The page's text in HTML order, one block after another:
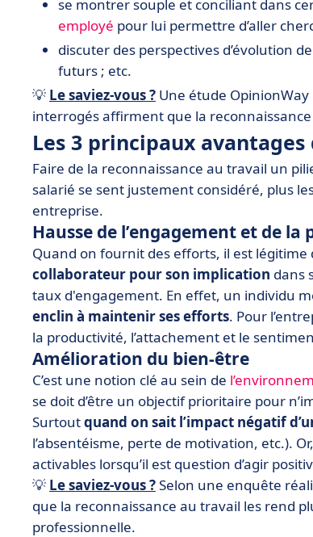
se montrer souple et conciliant dans
employé pour lui permettre d’aller
discuter des perspectives d’évolution
futurs ; etc.
💡 Le saviez-vous ? Une étude
interrogés affirment que la
Les 3 principaux
Faire de la reconnaissance au travail un
salarié se sent justement considéré, plus
entreprise.
Hausse de l’engagement et de
Quand on fournit des efforts, il est légitime
collaborateur pour son implication dans
taux d'engagement. En effet, un individu
enclin à maintenir ses efforts. Pour
la productivité, l’attachement et le
Amélioration du bien-être
C’est une notion clé au sein de
se doit d’être un objectif prioritaire pour
Surtoutquand on sait l’impact négatif
l’absentéisme, perte de motivation, etc.).
activables lorsqu’il est question d’agir
💡 Le saviez-vous ?Selon une enquête
que la reconnaissance au travail les rend
professionnelle.